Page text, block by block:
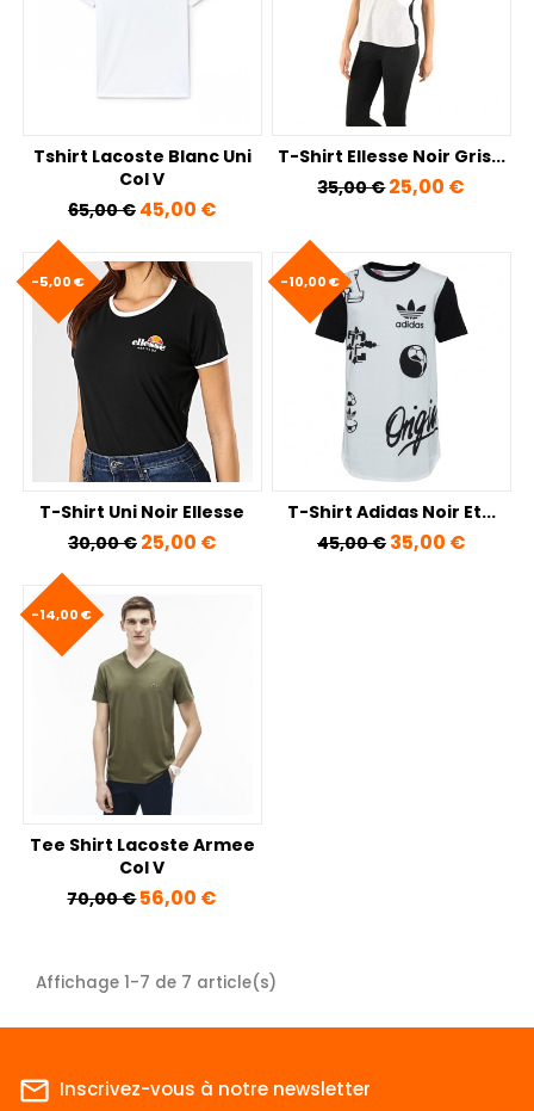
Tshirt Lacoste Blanc Uni
Col V
Prix de base
65,00 € Prix
45,00 €
T-Shirt Ellesse Noir Gris...
Prix de base
35,00 €Prix
25,00 €
T-Shirt Uni Noir Ellesse
Prix de base
30,00 € Prix
25,00 €
-5,00 €
T-Shirt Adidas Noir Et...
Prix de base
45,00 € Prix
35,00 €
-10,00 €
Tee Shirt Lacoste Armee
Col V
Prix de base
70,00 €Prix
56,00 €
-14,00 €
Affichage 1-7 de 7 article(s)
mail_outline Inscrivez-vous à notre newsletter